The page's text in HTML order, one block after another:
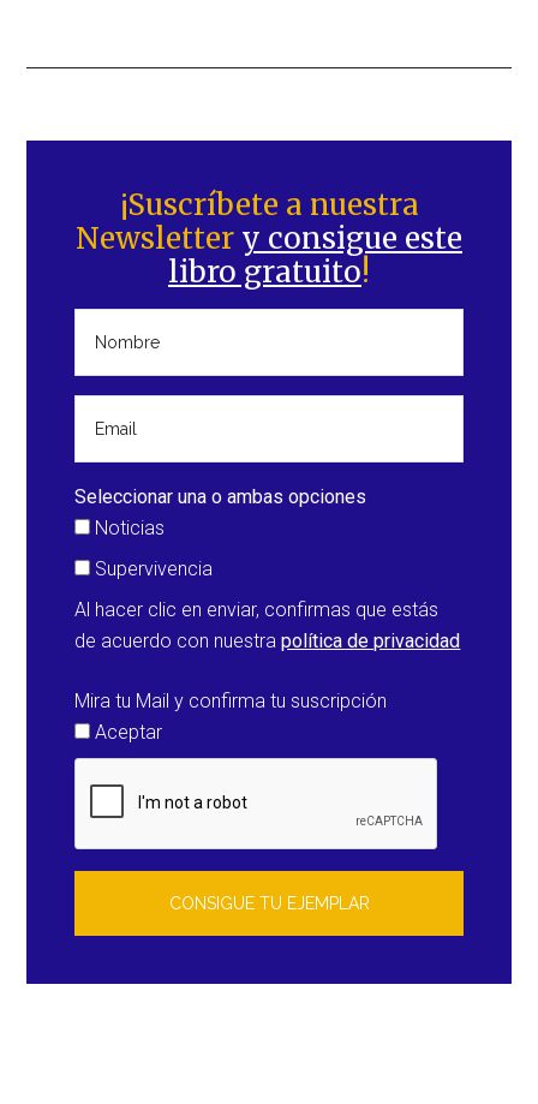
lateral
principal
¡Suscríbete a nuestra
Newsletter y consigue este
libro gratuito!
Seleccionar una o ambas opciones
Noticias
Supervivencia
Al hacer clic en enviar, confirmas que estás
de acuerdo con nuestrapolítica de privacidad
Mira tu Mail y confirma tu suscripción
Aceptar